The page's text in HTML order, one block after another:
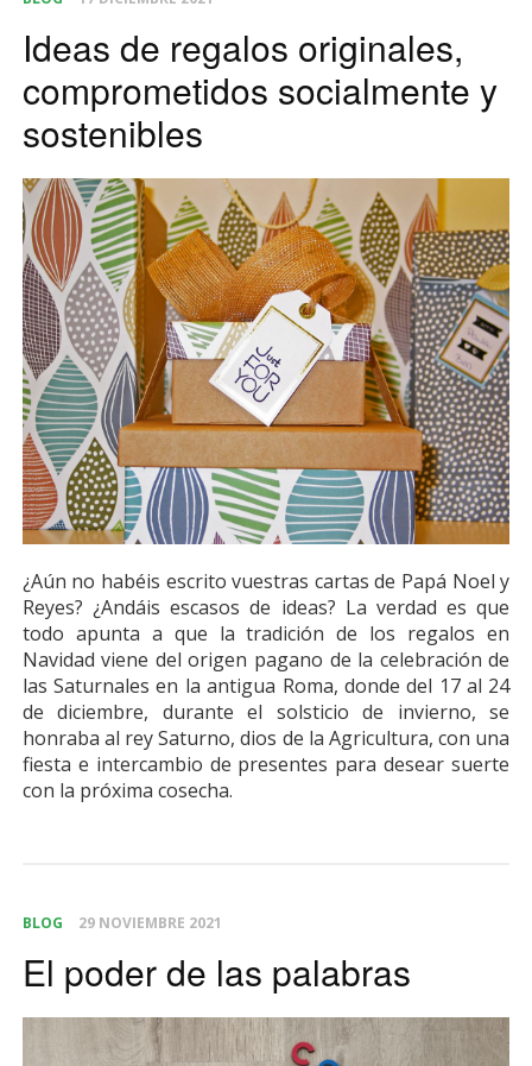
Ideas de regalos originales,
comprometidos socialmente y
sostenibles
¿Aún no habéis escrito vuestras cartas de Papá Noel y
Reyes? ¿Andáis escasos de ideas? La verdad es que
todo apunta a que la tradición de los regalos en
Navidad viene del origen pagano de la celebración de
las Saturnales en la antigua Roma, donde del 17 al 24
de diciembre, durante el solsticio de invierno, se
honraba al rey Saturno, dios de la Agricultura, con una
fiesta e intercambio de presentes para desear suerte
con la próxima cosecha.
BLOG 29 NOVIEMBRE 2021
El poder de las palabras